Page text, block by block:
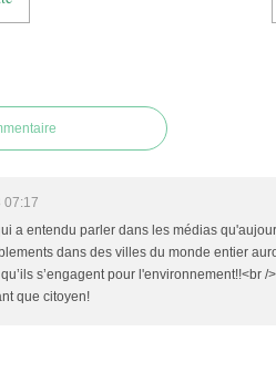
07:17
a entendu parler dans les médias
dans des villes du monde entier
s’engagent pour l'environnement!!<br
que citoyen!